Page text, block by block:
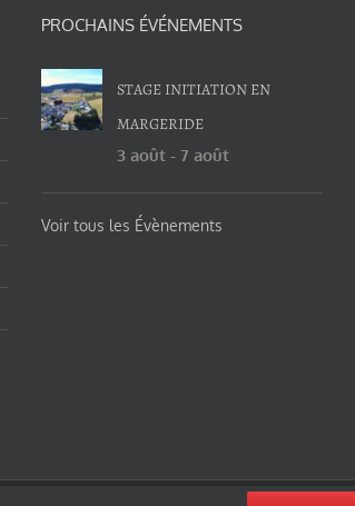
PROCHAINS ÉVÉNEMENTS
STAGE INITIATION EN
MARGERIDE
3 août -7 août
Voir tous les Évènements